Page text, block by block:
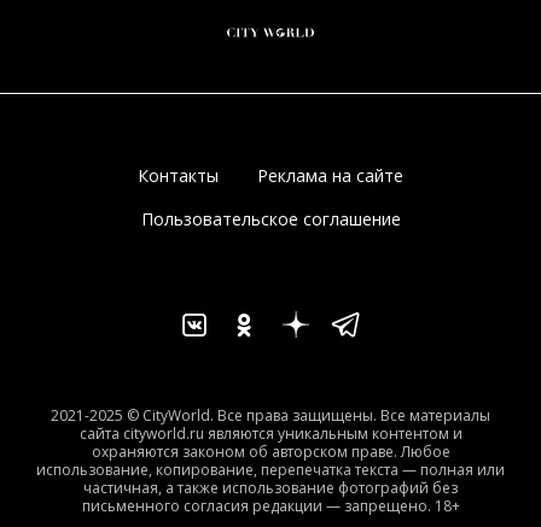
Контакты
Реклама на сайте
Пользовательское соглашение
2021-2025 © CityWorld. Все права защищены. Все материалы
сайта cityworld.ru являются уникальным контентом и
охраняются законом об авторском праве. Любое
использование, копирование, перепечатка текста — полная или
частичная, а также использование фотографий без
письменного согласия редакции — запрещено. 18+